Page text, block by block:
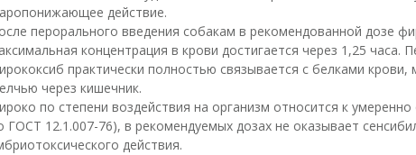
действие.
перорального введения собакам в рекомендованной дозе
концентрация в крови достигается через 1,25 часа.
практически полностью связывается с белками
через кишечник.
по степени воздействия на организм относится к
ГОСТ 12.1.007-76), в рекомендуемых дозах не оказывает
действия.